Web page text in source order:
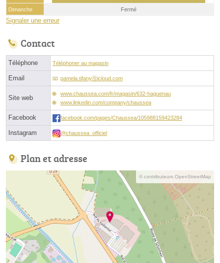
Dimanche
Fermé
Signaler une erreur
Contact
Téléphone Téléphoner au magasin
Email pamela.tifanyⓐicloud.com
Site web
www.chaussea.com/fr/magasin/632-haguenau
www.linkedin.com/company/chaussea
Facebook facebook.com/pages/Chaussea/105988159423284
Instagram @chaussea_officiel
Plan et adresse
© contributeurs OpenStreetMap